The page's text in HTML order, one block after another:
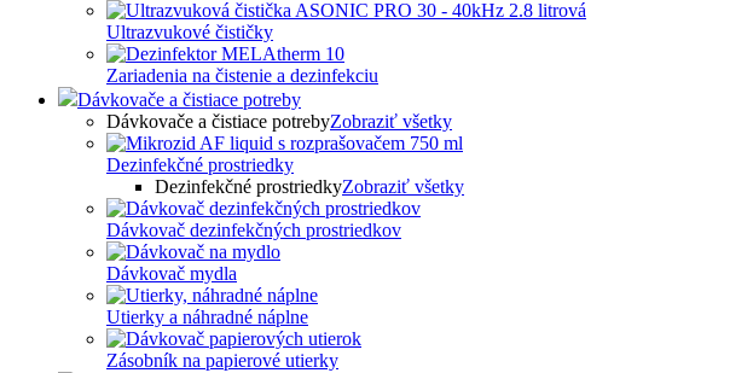
Ultrazvukové čističky
Zariadenia na čistenie a dezinfekciu
Dávkovače a čistiace potreby
Dávkovače a čistiace potrebyZobraziť všetky
Dezinfekčné prostriedky
Dezinfekčné prostriedkyZobraziť všetky
Dávkovač dezinfekčných prostriedkov
Dávkovač mydla
Utierky a náhradné náplne
Zásobník na papierové utierky